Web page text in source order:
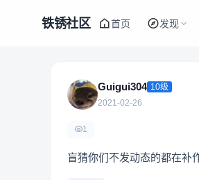
铁锈社区 首页 发现
Guigui304 10级
2021-02-26
1
盲猜你们不发动态的都在补